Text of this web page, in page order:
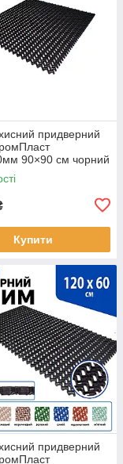
придверний
90×90 см чорний
Купити
придверний